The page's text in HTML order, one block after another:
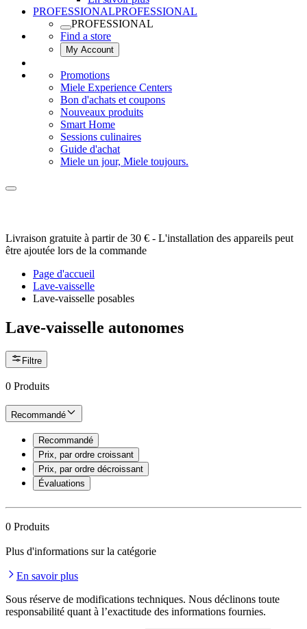
PROFESSIONALPROFESSIONAL
PROFESSIONAL
Find a store
My Account
Promotions
Miele Experience Centers
Bon d'achats et coupons
Nouveaux produits
Smart Home
Sessions culinaires
Guide d'achat
Miele un jour, Miele toujours.
Livraison gratuite à partir de 30 € - L'installation des appareils peut
être ajoutée lors de la commande
Page d'accueil
Lave-vaisselle
Lave-vaisselle posables
Lave-vaisselle autonomes
Filtre
0 Produits
Recommandé
Recommandé
Prix, par ordre croissant
Prix, par ordre décroissant
Évaluations
0 Produits
Plus d'informations sur la catégorie
En savoir plus
Sous réserve de modifications techniques. Nous déclinons toute
responsabilité quant à l’exactitude des informations fournies.